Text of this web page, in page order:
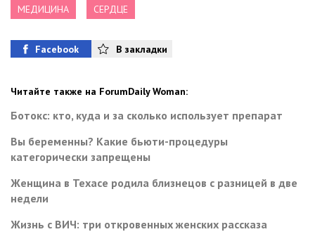
МЕДИЦИНА СЕРДЦЕ
Facebook В закладки
Читайте также на ForumDaily Woman:
Ботокс: кто, куда и за сколько использует препарат
Вы беременны? Какие бьюти-процедуры
категорически запрещены
Женщина в Техасе родила близнецов с разницей в две
недели
Жизнь с ВИЧ: три откровенных женских рассказа